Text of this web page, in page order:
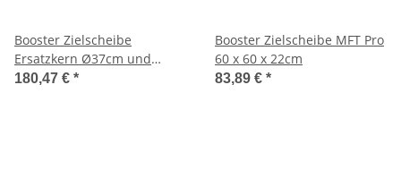
Booster Zielscheibe
Ersatzkern Ø37cm und
22cm dick weiß Durafoam
180,47 € *
Booster Zielscheibe MFT Pro
60 x 60 x 22cm
83,89 € *